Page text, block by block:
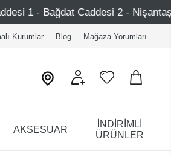
2 - Nişantaşı – Etiler – Ataşehir
Kurumlar Blog Mağaza Yorumları
AKSESUAR
İNDİRİMLİ
ÜRÜNLER